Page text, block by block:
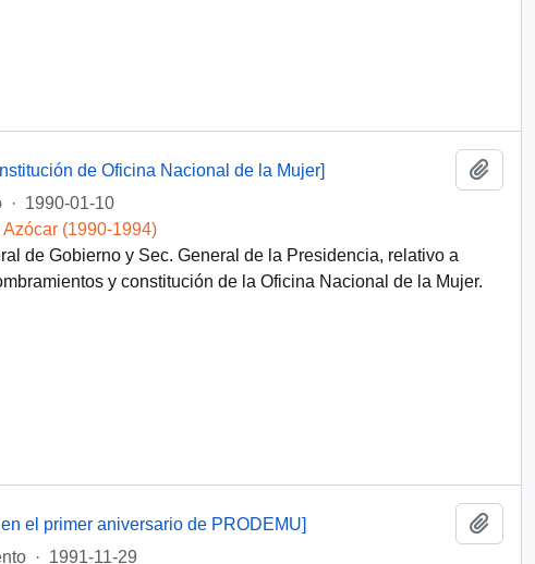
de Oficina Nacional de la Mujer]
· 1990-01-10
(1990-1994)
de Gobierno y Sec. General de la Presidencia, relativo a
y constitución de la Oficina Nacional de la Mujer.
el primer aniversario de PRODEMU]
· 1991-11-29